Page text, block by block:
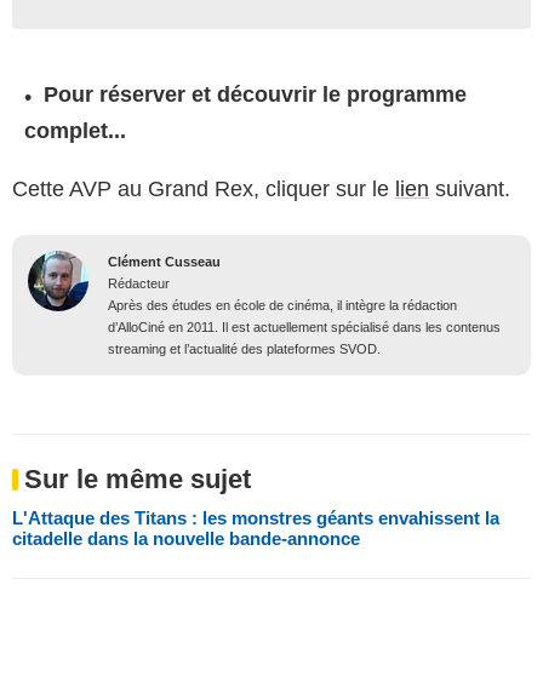
Pour réserver et découvrir le programme
complet...
Cette AVP au Grand Rex, cliquer sur le lien suivant.
Clément Cusseau
Rédacteur
Après des études en école de cinéma, il intègre la rédaction
d’AlloCiné en 2011. Il est actuellement spécialisé dans les contenus
streaming et l’actualité des plateformes SVOD.
Sur le même sujet
L'Attaque des Titans : les monstres géants envahissent la
citadelle dans la nouvelle bande-annonce